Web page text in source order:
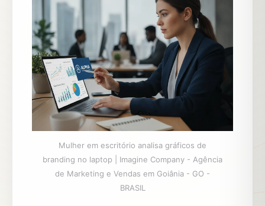
Mulher em escritório analisa gráficos de
branding no laptop | Imagine Company - Agência
de Marketing e Vendas em Goiânia - GO -
BRASIL